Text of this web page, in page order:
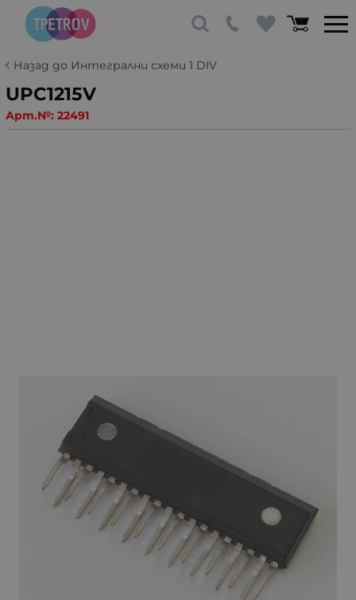
Назад до Интегрални схеми 1 DIV
UPC1215V
Арт.№: 22491